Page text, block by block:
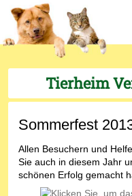
Tierheim
Sommerfest
Allen Besuchern und
Sie auch in diesem Jahr
schönen Erfolg gemacht